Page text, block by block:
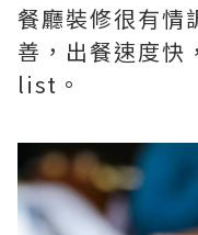
餐廳裝修很有情
善，出餐速度
list。